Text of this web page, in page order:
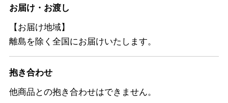
お届け・お渡し
【お届け地域】
離島を除く全国にお届けいたします。
抱き合わせ
他商品との抱き合わせはできません。